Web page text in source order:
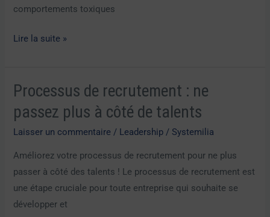
comportements toxiques
impact
Lire la suite »
Processus de recrutement : ne
passez plus à côté de talents
Laisser un commentaire / Leadership / Systemilia
Améliorez votre processus de recrutement pour ne plus
passer à côté des talents ! Le processus de recrutement est
une étape cruciale pour toute entreprise qui souhaite se
développer et
Processus
recrutement
:
ne
passez
plus
à